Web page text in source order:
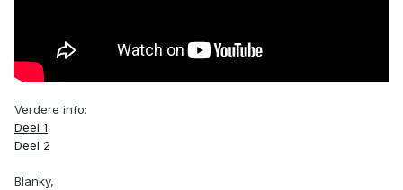
Verdere info:
Deel 1
Deel 2
Blanky,